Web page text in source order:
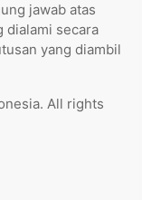
jawab atas
dialami secara
yang diambil
All rights